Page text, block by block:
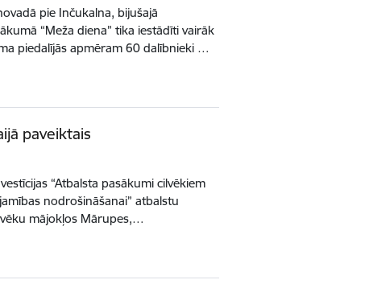
pie Inčukalna, bijušajā
“Meža diena” tika iestādīti vairāk
piedalījās apmēram 60 dalībnieki …
paveiktais
“Atbalsta pasākumi cilvēkiem
nodrošināšanai” atbalstu
mājokļos Mārupes,…